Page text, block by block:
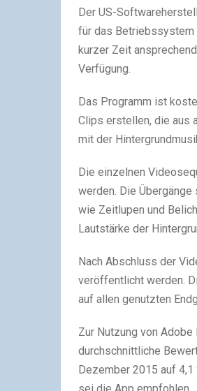
Der US-
für das Betriebssystem
kurzer Zeit
Verfügung.
Das Programm ist
Clips erstellen, die aus
mit der
Die einzelnen
werden. Die
wie Zeitlupen und
Lautstärke der
Nach Abschluss der
veröffentlicht werden.
auf allen genutzten
Zur Nutzung von
durchschnittliche
Dezember 2015 auf